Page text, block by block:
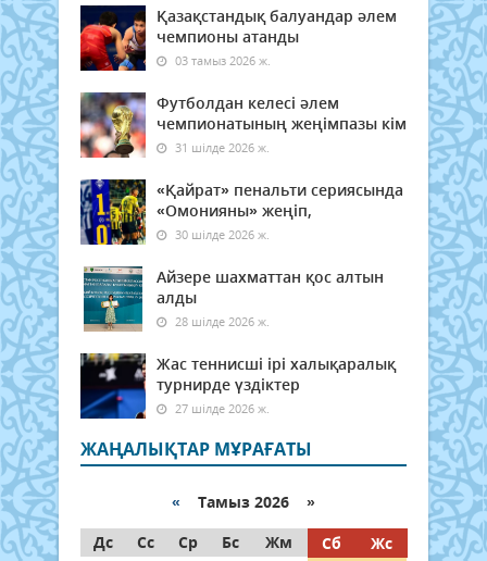
Қазақстандық балуандар әлем
чемпионы атанды
03 тамыз 2026 ж.
Футболдан келесі әлем
чемпионатының жеңімпазы кім
31 шілде 2026 ж.
«Қайрат» пенальти сериясында
«Омонияны» жеңіп,
30 шілде 2026 ж.
Айзере шахматтан қос алтын
алды
28 шілде 2026 ж.
Жас теннисші ірі халықаралық
турнирде үздіктер
27 шілде 2026 ж.
ЖАҢАЛЫҚТАР МҰРАҒАТЫ
« Тамыз 2026 »
Дс
Сс Ср Бс Жм Сб
Жс